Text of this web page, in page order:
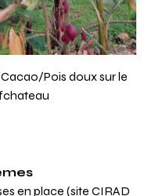
Pois doux sur le
en place (site CIRAD